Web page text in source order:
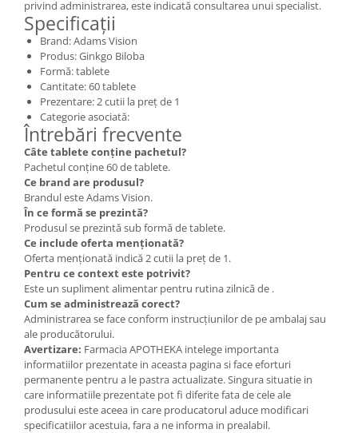
privind administrarea, este indicată consultarea unui specialist.
Specificații
Brand: Adams Vision
Produs: Ginkgo Biloba
Formă: tablete
Cantitate: 60 tablete
Prezentare: 2 cutii la preț de 1
Categorie asociată:
Întrebări frecvente
Câte tablete conține pachetul?
Pachetul conține 60 de tablete.
Ce brand are produsul?
Brandul este Adams Vision.
În ce formă se prezintă?
Produsul se prezintă sub formă de tablete.
Ce include oferta menționată?
Oferta menționată indică 2 cutii la preț de 1.
Pentru ce context este potrivit?
Este un supliment alimentar pentru rutina zilnică de .
Cum se administrează corect?
Administrarea se face conform instrucțiunilor de pe ambalaj sau
ale producătorului.
Avertizare: Farmacia APOTHEKA intelege importanta
informatiilor prezentate in aceasta pagina si face eforturi
permanente pentru a le pastra actualizate. Singura situatie in
care informatiile prezentate pot fi diferite fata de cele ale
produsului este aceea in care producatorul aduce modificari
specificatiilor acestuia, fara a ne informa in prealabil.